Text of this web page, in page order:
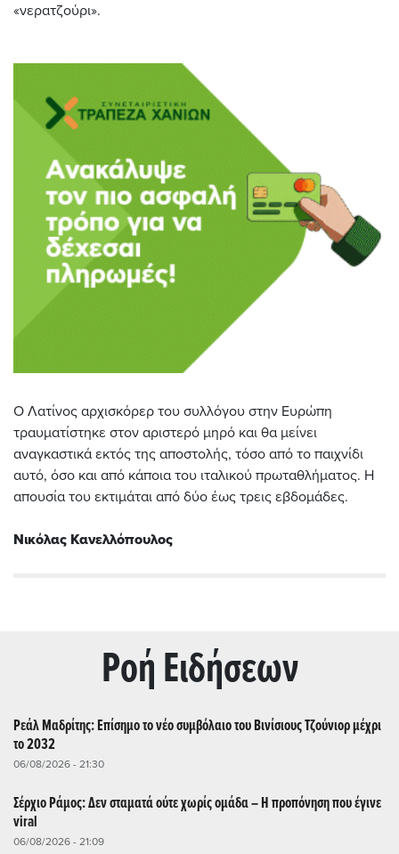
«νερατζούρι».
Ο Λατίνος αρχισκόρερ του συλλόγου στην Ευρώπη
τραυματίστηκε στον αριστερό μηρό και θα μείνει
αναγκαστικά εκτός της αποστολής, τόσο από το παιχνίδι
αυτό, όσο και από κάποια του ιταλικού πρωταθλήματος. Η
απουσία του εκτιμάται από δύο έως τρεις εβδομάδες.
Νικόλας Κανελλόπουλος
Ρoή Ειδήσεων
Ρεάλ Μαδρίτης: Επίσημο το νέο συμβόλαιο του Βινίσιους Τζούνιορ μέχρι
το 2032
06/08/2026 - 21:30
Σέρχιο Ράμος: Δεν σταματά ούτε χωρίς ομάδα – Η προπόνηση που έγινε
viral
06/08/2026 - 21:09